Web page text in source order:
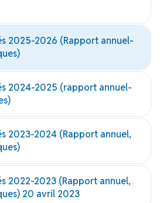
2025-2026 (Rapport annuel-
2024-2025 (rapport annuel-
2023-2024 (Rapport annuel,
2022-2023 (Rapport annuel,
20 avril 2023